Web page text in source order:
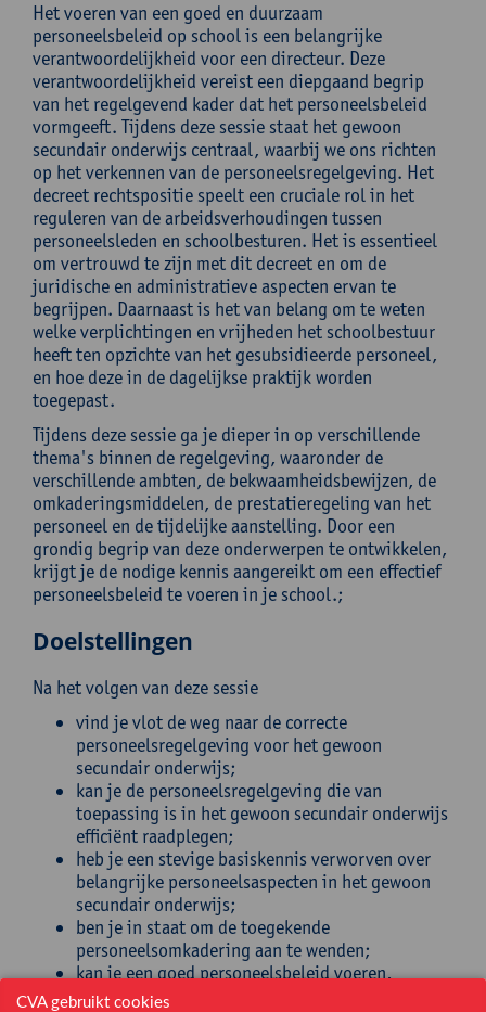
Het voeren van een goed en duurzaam
personeelsbeleid op school is een belangrijke
verantwoordelijkheid voor een directeur. Deze
verantwoordelijkheid vereist een diepgaand begrip
van het regelgevend kader dat het personeelsbeleid
vormgeeft. Tijdens deze sessie staat het gewoon
secundair onderwijs centraal, waarbij we ons richten
op het verkennen van de personeelsregelgeving. Het
decreet rechtspositie speelt een cruciale rol in het
reguleren van de arbeidsverhoudingen tussen
personeelsleden en schoolbesturen. Het is essentieel
om vertrouwd te zijn met dit decreet en om de
juridische en administratieve aspecten ervan te
begrijpen. Daarnaast is het van belang om te weten
welke verplichtingen en vrijheden het schoolbestuur
heeft ten opzichte van het gesubsidieerde personeel,
en hoe deze in de dagelijkse praktijk worden
toegepast.
Tijdens deze sessie ga je dieper in op verschillende
thema's binnen de regelgeving, waaronder de
verschillende ambten, de bekwaamheidsbewijzen, de
omkaderingsmiddelen, de prestatieregeling van het
personeel en de tijdelijke aanstelling. Door een
grondig begrip van deze onderwerpen te ontwikkelen,
krijgt je de nodige kennis aangereikt om een effectief
personeelsbeleid te voeren in je school.;
Doelstellingen
Na het volgen van deze sessie
vind je vlot de weg naar de correcte
personeelsregelgeving voor het gewoon
secundair onderwijs;
kan je de personeelsregelgeving die van
toepassing is in het gewoon secundair onderwijs
efficiënt raadplegen;
heb je een stevige basiskennis verworven over
belangrijke personeelsaspecten in het gewoon
secundair onderwijs;
ben je in staat om de toegekende
personeelsomkadering aan te wenden;
kan je een goed personeelsbeleid voeren,
gebaseerd op correcte wettelijke informatie;
CVA gebruikt cookies